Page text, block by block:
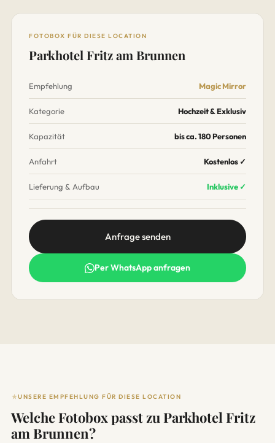
FOTOBOX FÜR DIESE LOCATION
Parkhotel Fritz am Brunnen
Empfehlung Magic Mirror
Kategorie Hochzeit & Exklusiv
Kapazität bis ca. 180 Personen
Anfahrt Kostenlos ✓
Lieferung & Aufbau Inklusive ✓
Anfrage senden
Per WhatsApp anfragen
UNSERE EMPFEHLUNG FÜR DIESE LOCATION
Welche Fotobox passt zu Parkhotel Fritz
am Brunnen?